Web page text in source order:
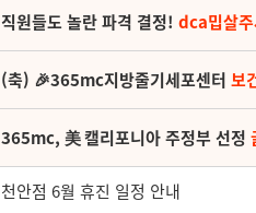
직원들도 놀란 파격 결정! dca밉살
(축) 🎉365mc지방줄기세포센터 보
365mc, 美 캘리포니아 주정부 선정
천안점 6월 휴진 일정 안내